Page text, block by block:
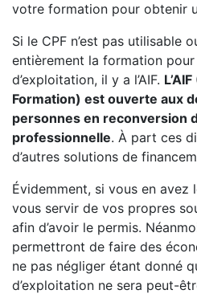
votre formation pour obtenir
Si le CPF n’est pas utilisable
entièrement la formation
d’exploitation, il y a l’AIF.
Formation) est ouverte aux
personnes en reconversion
professionnelle. À part ces
d’autres solutions de
Évidemment, si vous en avez
vous servir de vos propres
afin d’avoir le permis.
permettront de faire des
ne pas négliger étant donné
d’exploitation ne sera peut-